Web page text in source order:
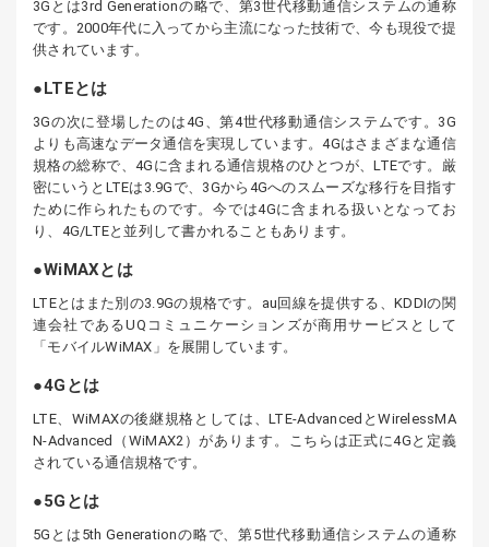
3Gとは3rd Generationの略で、第3世代移動通信システムの通称
です。2000年代に入ってから主流になった技術で、今も現役で提
供されています。
LTEとは
3Gの次に登場したのは4G、第4世代移動通信システムです。3G
よりも高速なデータ通信を実現しています。4Gはさまざまな通信
規格の総称で、4Gに含まれる通信規格のひとつが、LTEです。厳
密にいうとLTEは3.9Gで、3Gから4Gへのスムーズな移行を目指す
ために作られたものです。今では4Gに含まれる扱いとなってお
り、4G/LTEと並列して書かれることもあります。
WiMAXとは
LTEとはまた別の3.9Gの規格です。au回線を提供する、KDDIの関
連会社であるUQコミュニケーションズが商用サービスとして
「モバイルWiMAX」を展開しています。
4Gとは
LTE、WiMAXの後継規格としては、LTE-AdvancedとWirelessMA
N-Advanced（WiMAX2）があります。こちらは正式に4Gと定義
されている通信規格です。
5Gとは
5Gとは5th Generationの略で、第5世代移動通信システムの通称